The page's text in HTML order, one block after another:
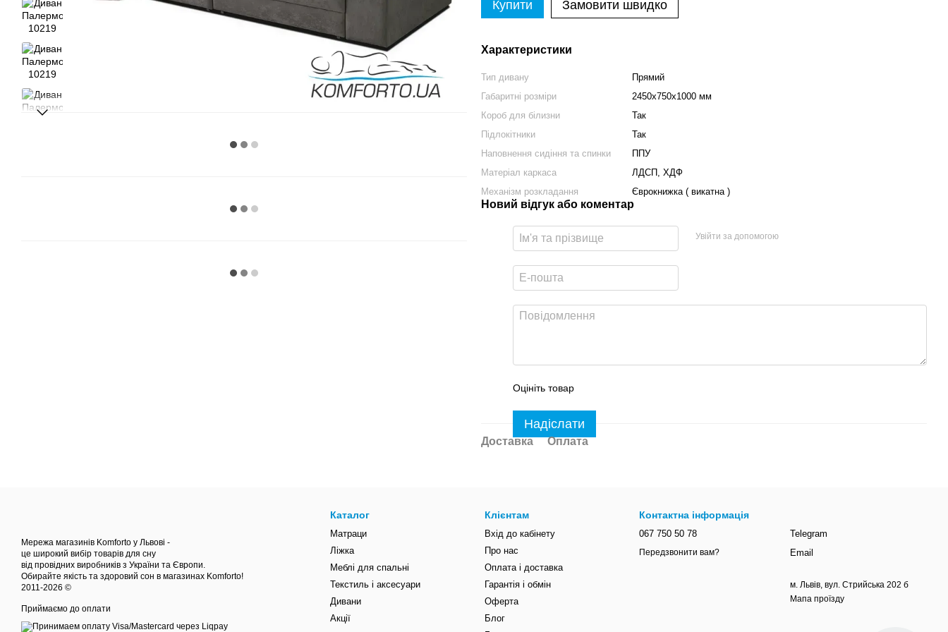
Купити Замовити швидко
Характеристики
Тип дивану
Прямий
Габаритні розміри
2450х750х1000 мм
Короб для білизни
Так
Підлокітники
Так
Наповнення сидіння та спинки
ППУ
Матеріал каркаса
ЛДСП, ХДФ
Механізм розкладання
Єврокнижка ( викатна )
Новий відгук або коментар
Увійти за допомогою
Оцініть товар
Надіслати
Доставка Оплата
Мережа магазинів Komforto у Львові -
це широкий вибір товарів для сну
від провідних виробників з України та Європи.
Обирайте якість та здоровий сон в магазинах Komforto!
2011-2026 ©
Приймаємо до оплати
Каталог
Матраци
Ліжка
Меблі для спальні
Текстиль і аксесуари
Дивани
Акції
Клієнтам
Вхід до кабінету
Про нас
Оплата і доставка
Гарантія і обмін
Оферта
Блог
Контактна інформація
067 750 50 78
Передзвонити вам?
Telegram
Email
м. Львів, вул. Стрийська 202 б
Мапа проїзду